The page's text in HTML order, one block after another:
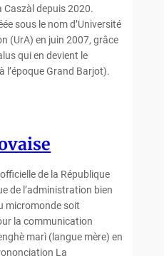
Caszàl depuis 2020.
sous le nom d’Université
(UrA) en juin 2007, grâce
qui en devient le
l’époque Grand Barjot).
de la République
de l’administration bien
micromonde soit
la communication
marì (langue mère) en
La